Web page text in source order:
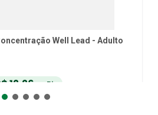
Well Lead - Adulto
12,26no Pix
12 ,90em até